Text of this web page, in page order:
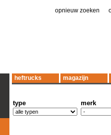
opnieuw zoeken
heftrucks magazijn
type merk